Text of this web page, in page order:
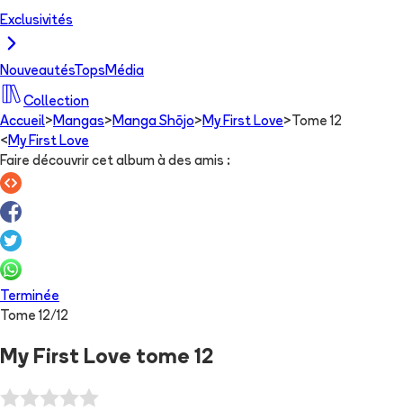
Exclusivités
NouveautésTops Média
Collection
Accueil> Mangas> Manga Shōjo> My First Love> Tome 12
< My First Love
Faire découvrir cet album à des amis :
Terminée
Tome12/12
My First Love tome 12